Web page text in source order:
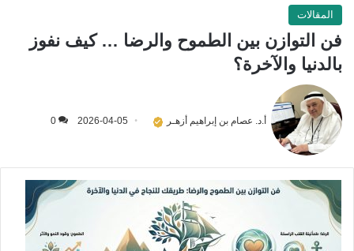
المقالات
فن التوازن بين الطموح والرضا … كيف نفوز
بالدنيا والآخرة؟
أ.د. عصام بن إبراهيم أزهـر 2026-04-05
0